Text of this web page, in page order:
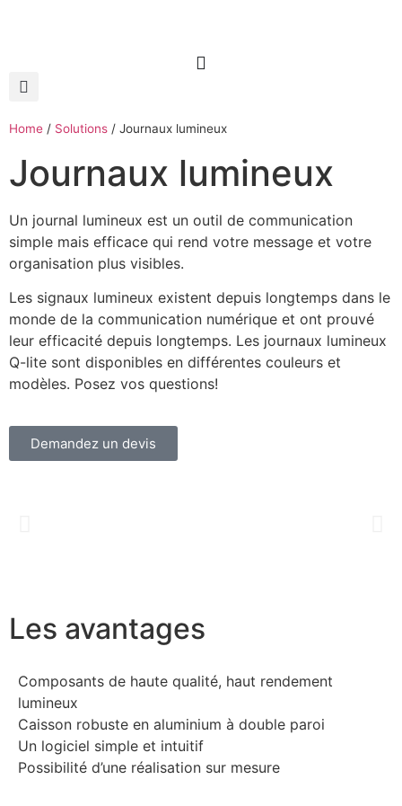
Home / Solutions / Journaux lumineux
Journaux lumineux
Un journal lumineux est un outil de communication
simple mais efficace qui rend votre message et votre
organisation plus visibles.
Les signaux lumineux existent depuis longtemps dans le
monde de la communication numérique et ont prouvé
leur efficacité depuis longtemps. Les journaux lumineux
Q-lite sont disponibles en différentes couleurs et
modèles. Posez vos questions!
Demandez un devis
Les avantages
Composants de haute qualité, haut rendement
lumineux
Caisson robuste en aluminium à double paroi
Un logiciel simple et intuitif
Possibilité d’une réalisation sur mesure